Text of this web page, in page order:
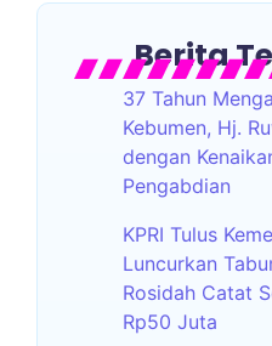
Berita
37 Tahun
Kebumen, Hj.
dengan
Pengabdian
KPRI Tulus
Luncurkan
Rosidah Catat
Rp50 Juta